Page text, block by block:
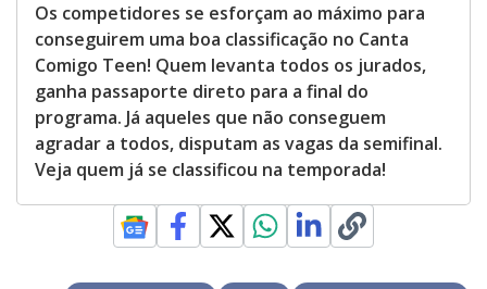
Os competidores se esforçam ao máximo para
conseguirem uma boa classificação no Canta
Comigo Teen! Quem levanta todos os jurados,
ganha passaporte direto para a final do
programa. Já aqueles que não conseguem
agradar a todos, disputam as vagas da semifinal.
Veja quem já se classificou na temporada!